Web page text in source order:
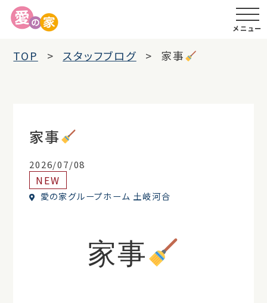
メニュー
TOP スタッフブログ 家事
家事
2026/07/08
NEW
愛の家グループホーム 土岐河合
家事